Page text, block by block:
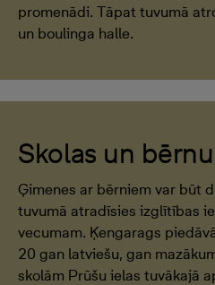
promenādi. Tāpat tuvumā
un boulinga halle.
Skolas un
Ģimenes ar bērniem var būt
tuvumā atradīsies izglītības
vecumam. Ķengarags
20 gan latviešu, gan
skolām Prūšu ielas tuvākajā